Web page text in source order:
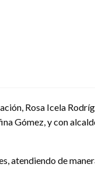
Rosa Icela
Gómez, y con
atendiendo de